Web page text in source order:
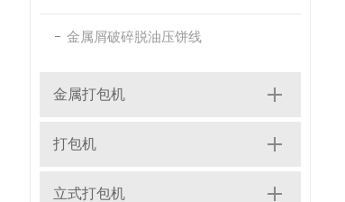
金属屑破碎脱油压饼线
金属打包机
打包机
立式打包机